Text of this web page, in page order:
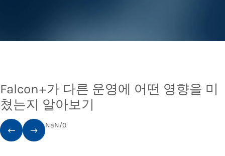
Falcon+가 다른 운영에 어떤 영향을 미
쳤는지 알아보기
NaN/0